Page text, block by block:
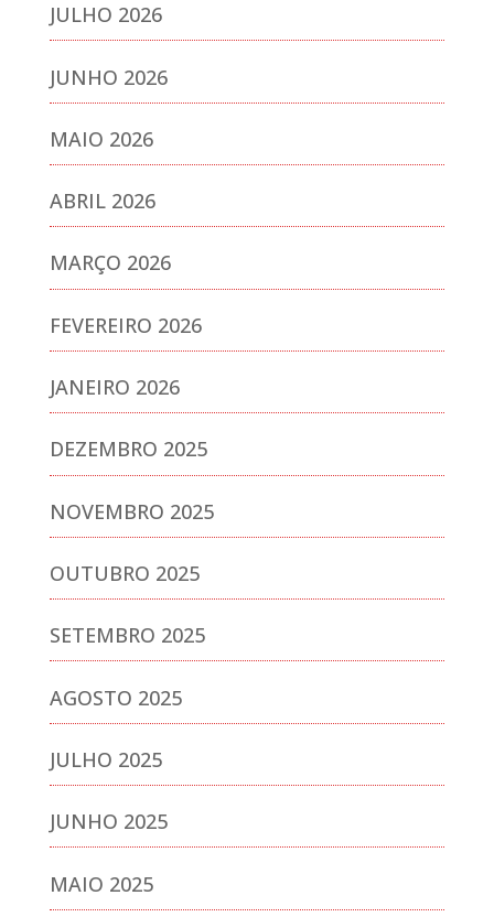
JULHO 2026
JUNHO 2026
MAIO 2026
ABRIL 2026
MARÇO 2026
FEVEREIRO 2026
JANEIRO 2026
DEZEMBRO 2025
NOVEMBRO 2025
OUTUBRO 2025
SETEMBRO 2025
AGOSTO 2025
JULHO 2025
JUNHO 2025
MAIO 2025